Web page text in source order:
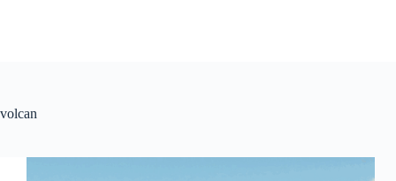
volcan